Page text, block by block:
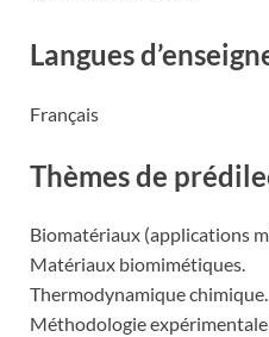
Langues
Français
Thèmes de
Biomatériaux (applications
Matériaux biomimétiques.
Thermodynamique chimique.
Méthodologie